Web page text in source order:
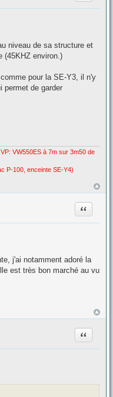
niveau de sa structure et
(45KHZ environ.)
pour la SE-Y3, il n'y
permet de garder
VW550ES à 7m sur 3m50 de
P-100, enceinte SE-Y4)
Citation
j'ai notamment adoré la
est très bon marché au vu
Citation